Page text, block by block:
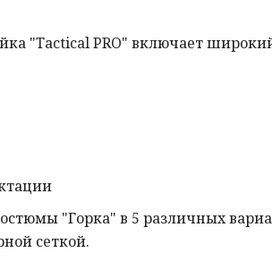
"Tactical PRO" включает
"Горка" в 5 различных
сеткой.